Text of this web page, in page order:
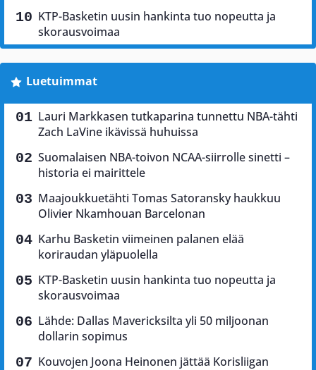
KTP-Basketin uusin hankinta tuo nopeutta ja
skorausvoimaa
Luetuimmat
Lauri Markkasen tutkaparina tunnettu NBA-tähti
Zach LaVine ikävissä huhuissa
Suomalaisen NBA-toivon NCAA-siirrolle sinetti –
historia ei mairittele
Maajoukkuetähti Tomas Satoransky haukkuu
Olivier Nkamhouan Barcelonan
Karhu Basketin viimeinen palanen elää
koriraudan yläpuolella
KTP-Basketin uusin hankinta tuo nopeutta ja
skorausvoimaa
Lähde: Dallas Mavericksilta yli 50 miljoonan
dollarin sopimus
Kouvojen Joona Heinonen jättää Korisliigan